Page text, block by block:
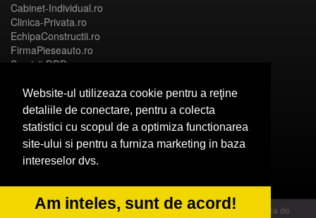
Website-ul utilizeaza cookie pentru a reţine
detaliile de conectare, pentru a colecta
statistici cu scopul de a optimiza functionarea
site-ului si pentru a furniza marketing in baza
intereselor dvs.
Am inteles, sunt de acord!
Cabinet-Individual.ro
Clinica-Privata.ro
EchipaConstructii.ro
FirmaPieseauto.ro
Servicii-DDD.com
Birouri-Cadastru.ro
CramaVinuri.ro
FirmaTractariAuto.ro
© 2014 Powered by OdinMedia | este inscrisa la Autoritatea Nationala de